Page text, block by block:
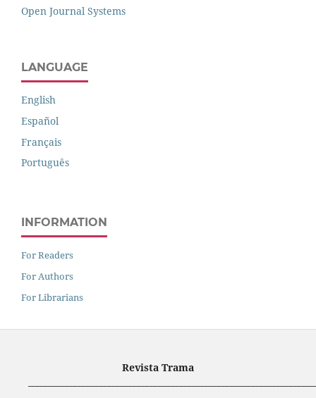
Open Journal Systems
LANGUAGE
English
Español
Français
Português
INFORMATION
For Readers
For Authors
For Librarians
Revista Trama